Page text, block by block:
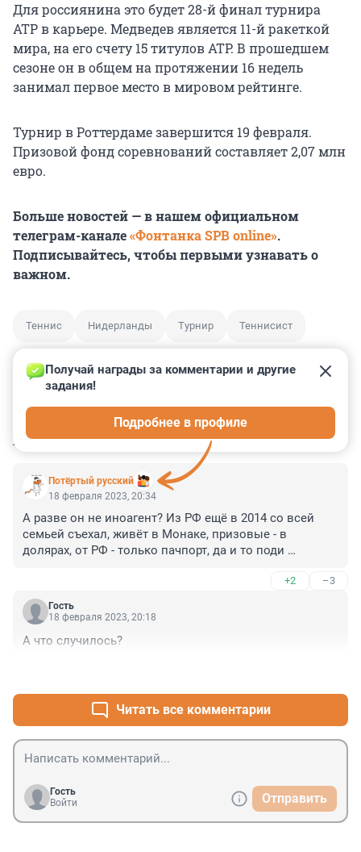
Для россиянина это будет 28-й финал турнира
ATP в карьере. Медведев является 11-й ракеткой
мира, на его счету 15 титулов ATP. В прошедшем
сезоне он в общем на протяжении 16 недель
занимал первое место в мировом рейтинге.
Турнир в Роттердаме завершится 19 февраля.
Призовой фонд соревнований составляет 2,07 млн
евро.
Больше новостей — в нашем официальном
телеграм-канале«Фонтанка SPB online».
Подписывайтесь, чтобы первыми узнавать о
важном.
Теннис Нидерланды Турнир Теннисист
КОММЕНТАРИИ 11
Потёртый русский
Получай награды за комментарии и другие
задания!
Подробнее в профиле
18 февраля 2023, 20:34
А разве он не иноагент? Из РФ ещё в 2014 со всей
семьей съехал, живёт в Монаке, призовые - в
долярах, от РФ - только пачпорт, да и то поди
+2 –3
Гость
18 февраля 2023, 20:18
А что случилось?
Читать все комментарии
Гость
Войти
Отправить